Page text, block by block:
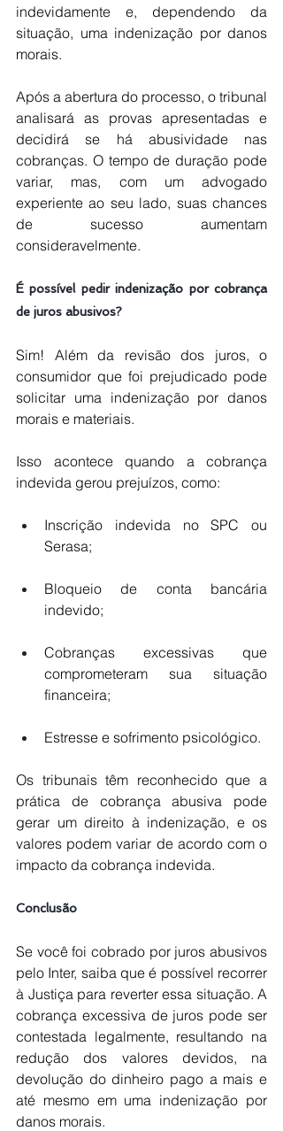
indevidamente e, dependendo da
situação, uma indenização por danos
morais.
Após a abertura do processo, o tribunal
analisará as provas apresentadas e
decidirá se há abusividade nas
cobranças. O tempo de duração pode
variar, mas, com um advogado
experiente ao seu lado, suas chances
de sucesso aumentam
consideravelmente.
É possível pedir indenização por cobrança
de juros abusivos?
Sim! Além da revisão dos juros, o
consumidor que foi prejudicado pode
solicitar uma indenização por danos
morais e materiais.
Isso acontece quando a cobrança
indevida gerou prejuízos, como:
Inscrição indevida no SPC ou
Serasa;
Bloqueio de conta bancária
indevido;
Cobranças excessivas que
comprometeram sua situação
financeira;
Estresse e sofrimento psicológico.
Os tribunais têm reconhecido que a
prática de cobrança abusiva pode
gerar um direito à indenização, e os
valores podem variar de acordo com o
impacto da cobrança indevida.
Conclusão
Se você foi cobrado por juros abusivos
pelo Inter, saiba que é possível recorrer
à Justiça para reverter essa situação. A
cobrança excessiva de juros pode ser
contestada legalmente, resultando na
redução dos valores devidos, na
devolução do dinheiro pago a mais e
até mesmo em uma indenização por
danos morais.